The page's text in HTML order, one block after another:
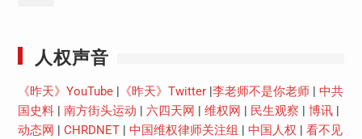
人权声音
《昨天》YouTube| 《昨天》Twitter|李老师不是你老师| 中共
国史料| 南方街头运动 | 六四天网 | 维权网 | 民生观察 | 博讯|
动态网 | CHRDNET| 中国维权律师关注组 | 中国人权 | 看不见